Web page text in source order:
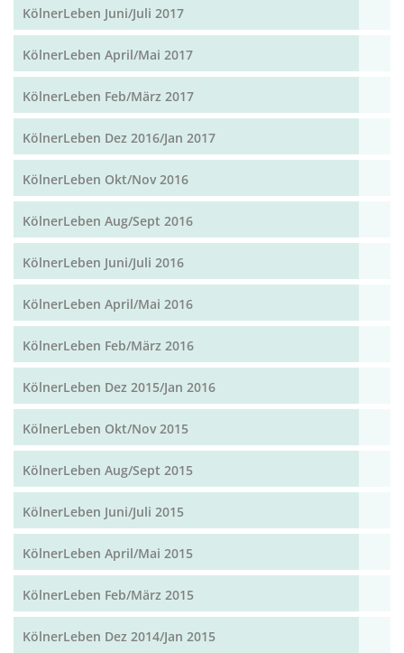
KölnerLeben Juni/Juli 2017
KölnerLeben April/Mai 2017
KölnerLeben Feb/März 2017
KölnerLeben Dez 2016/Jan 2017
KölnerLeben Okt/Nov 2016
KölnerLeben Aug/Sept 2016
KölnerLeben Juni/Juli 2016
KölnerLeben April/Mai 2016
KölnerLeben Feb/März 2016
KölnerLeben Dez 2015/Jan 2016
KölnerLeben Okt/Nov 2015
KölnerLeben Aug/Sept 2015
KölnerLeben Juni/Juli 2015
KölnerLeben April/Mai 2015
KölnerLeben Feb/März 2015
KölnerLeben Dez 2014/Jan 2015